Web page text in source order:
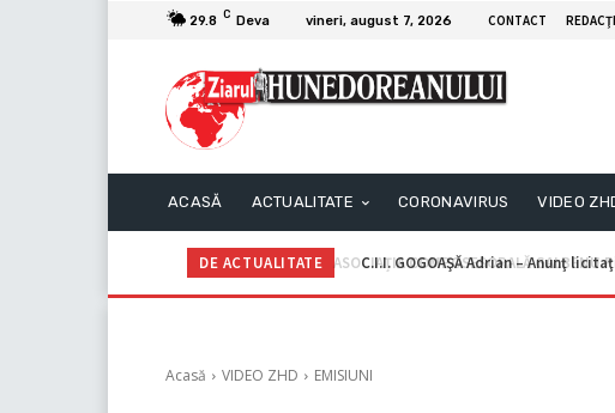
29.8 C Deva vineri, august 7, 2026 CONTACT
ACASĂ ACTUALITATE CORONAVIRUS VIDEO
DE ACTUALITATE C.I.I. GOGOAŞĂ Adrian – Anunţ
Acasă VIDEO ZHD EMISIUNI